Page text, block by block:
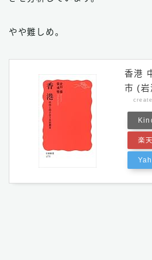
やや難しめ。
香港
市 (岩
楽